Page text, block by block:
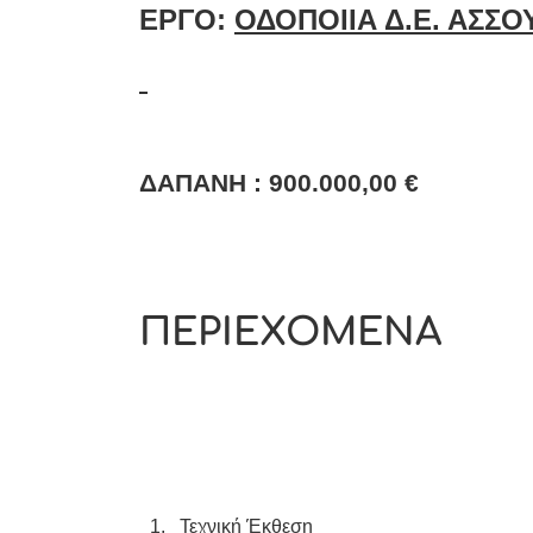
ΕΡΓΟ: ΟΔΟΠΟΙΙΑ Δ.Ε.
ΔΑΠΑΝΗ : 900.000,00 €
ΠΕΡΙΕΧΟΜΕΝΑ
1. Τεχνική Έκθεση